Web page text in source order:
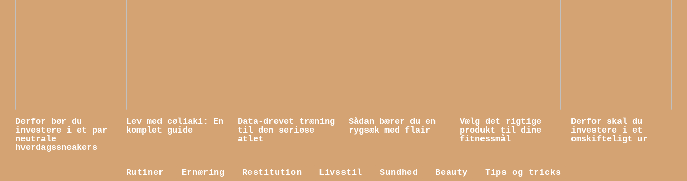
Derfor bør du
investere i et par
neutrale
hverdagssneakers
Lev med cøliaki: En
komplet guide
Data-drevet træning
til den seriøse
atlet
Sådan bærer du en
rygsæk med flair
Vælg det rigtige
produkt til dine
fitnessmål
Derfor skal du
investere i et
omskifteligt ur
Rutiner Ernæring Restitution Livsstil Sundhed Beauty Tips og tricks